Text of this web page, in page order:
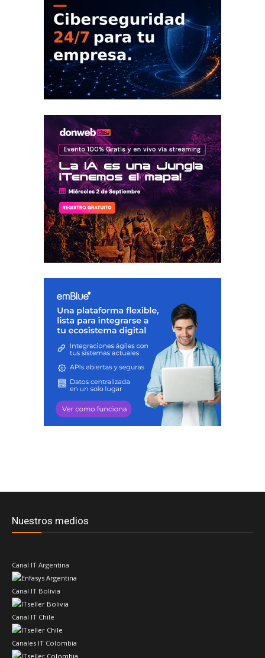
Nuestros medios
Canal IT Argentina
Canal IT Bolivia
Canal IT Chile
Canales IT Colombia